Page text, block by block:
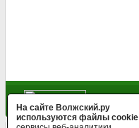
На сайте Волжский.ру
используются файлы cookie